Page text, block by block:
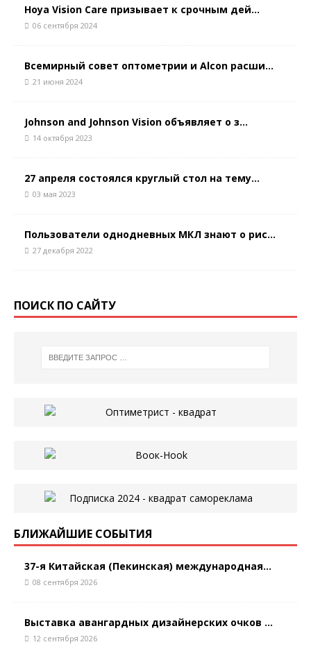
Hoya Vision Care призывает к срочным дей...
06 сентября 2024
Всемирный совет оптометрии и Alcon расши...
21 июня 2024
Johnson and Johnson Vision объявляет о з...
14 октября 2023
27 апреля состоялся круглый стол на тему...
03 мая 2023
Пользователи однодневных МКЛ знают о рис...
27 декабря 2022
ПОИСК ПО САЙТУ
БЛИЖАЙШИЕ СОБЫТИЯ
37-я Китайская (Пекинская) международная...
08 сентября 2026
Выставка авангардных дизайнерских очков ...
12 сентября 2026